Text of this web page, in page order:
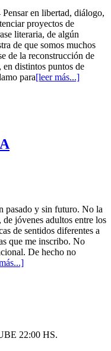
en libertad, diálogo,
proyectos de
literaria, de algún
de que somos muchos
de la reconstrucción de
en distintos puntos de
para[leer más...]
pasado y sin futuro. No la
jóvenes adultos entre los
de sentidos diferentes a
que me inscribo. No
De hecho no
22:00 HS.